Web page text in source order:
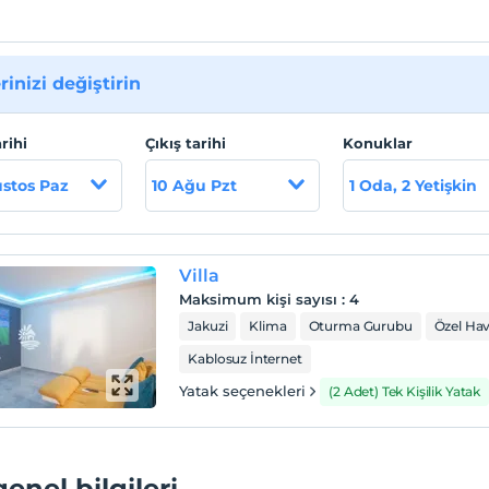
değiştirin
Paz
Çıkış tarihi
10 Ağu Pzt
Konuklar
1 Oda, 2 Yetişkin
Villa
Maksimum kişi sayısı :4
Jakuzi Klima Oturma Gurubu
Özel
Kablosuz İnternet
Yatak seçenekleri (2 Adet) Tek Kişilik Yatak